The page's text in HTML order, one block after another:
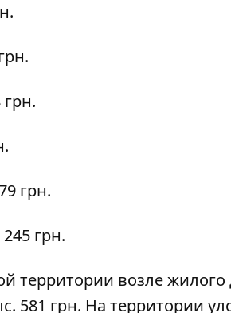
грн.
грн.
грн.
территории возле
581 грн. На территории